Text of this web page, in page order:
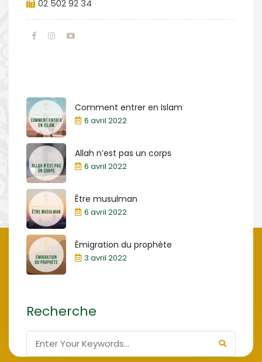
02 502 92 34
Comment entrer en Islam
6 avril 2022
Allah n’est pas un corps
6 avril 2022
Être musulman
6 avril 2022
Émigration du prophète
3 avril 2022
Recherche